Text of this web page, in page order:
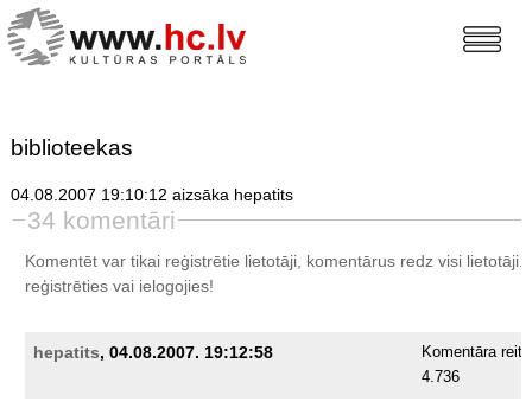
biblioteekas
04.08.2007 19:10:12 aizsāka hepatits
34 komentāri
Komentēt var tikai reģistrētie lietotāji, komentārus redz visi lietotāji.
reģistrētiesvai ielogojies!
hepatits, 04.08.2007. 19:12:58
Komentāra
4.736